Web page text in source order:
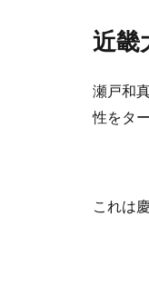
近畿
瀬戸和
性をタ
これは